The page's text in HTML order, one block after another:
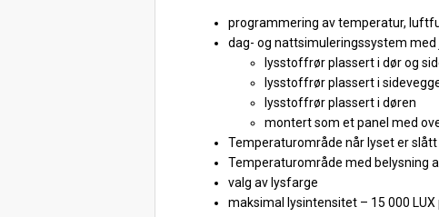
programmering av temperatur,
dag- og nattsimuleringssystem
lysstoffrør plassert i dør og
lysstoffrør plassert i
lysstoffrør plassert i døren
montert som et panel med
Temperaturområde når lyset er slått
Temperaturområde med belysning
valg av lysfarge
maksimal lysintensitet – 15 000